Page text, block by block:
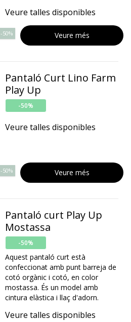
Veure talles disponibles
-50% Veure més
Pantaló Curt Lino Farm
Play Up
-50%
Veure talles disponibles
-50% Veure més
Pantaló curt Play Up
Mostassa
-50%
Aquest pantaló curt està
confeccionat amb punt barreja de
cotó orgànic i cotó, en color
mostassa. És un model amb
cintura elàstica i llaç d'adorn.
Veure talles disponibles